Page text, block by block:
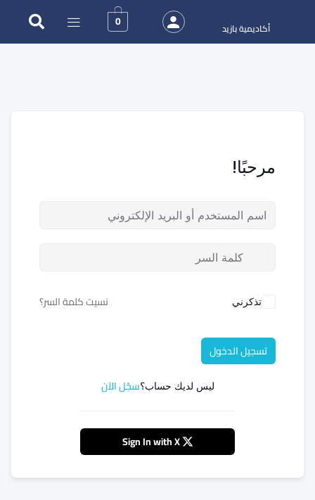
أكاديمية بازيد 0
مرحبًا!
تذكرني نسيت كلمة السر؟
تسجيل الدخول
ليس لديك حساب؟سجّل الآن
Sign In with X